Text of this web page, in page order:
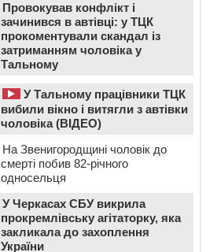
Провокував конфлікт і
зачинився в автівці: у ТЦК
прокоментували скандал із
затриманням чоловіка у
Тальному
У Тальному працівники ТЦК
вибили вікно і витягли з автівки
чоловіка (ВІДЕО)
На Звенигородщині чоловік до
смерті побив 82-річного
односельця
У Черкасах СБУ викрила
прокремлівську агітаторку, яка
закликала до захоплення
України